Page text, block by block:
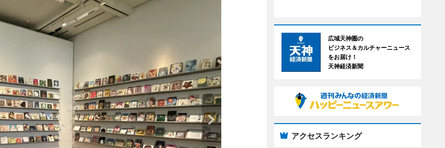
広域天神圏の
ビジネス＆カルチャーニュース
をお届け！
天神経済新聞
アクセスランキング